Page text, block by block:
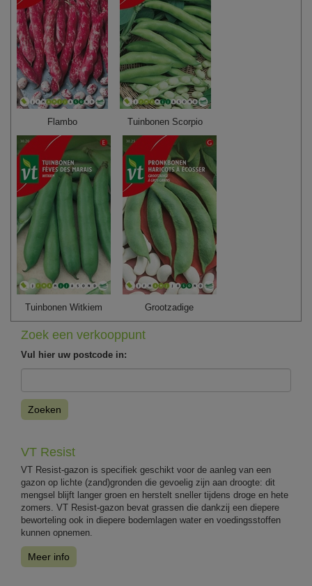
Flambo Tuinbonen Scorpio
Tuinbonen Witkiem Grootzadige
Zoek een verkooppunt
Vul hier uw postcode in:
Zoeken
VT Resist
VT Resist-gazon is specifiek geschikt voor de aanleg van een
gazon op lichte (zand)gronden die gevoelig zijn aan droogte: dit
mengsel blijft langer groen en herstelt sneller tijdens droge en hete
zomers. VT Resist-gazon bevat grassen die dankzij een diepere
beworteling ook in diepere bodemlagen water en voedingsstoffen
kunnen opnemen.
Meer info